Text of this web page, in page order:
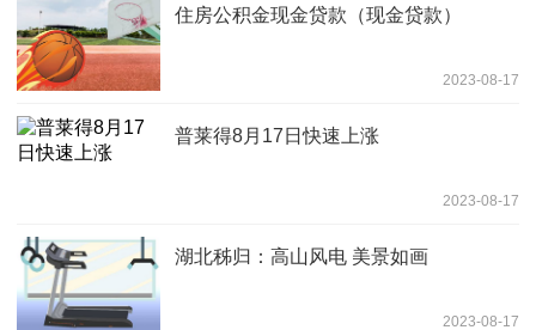
住房公积金现金贷款（现金贷款）
2023-08-17
普莱得8月17日快速上涨
2023-08-17
湖北秭归：高山风电 美景如画
2023-08-17